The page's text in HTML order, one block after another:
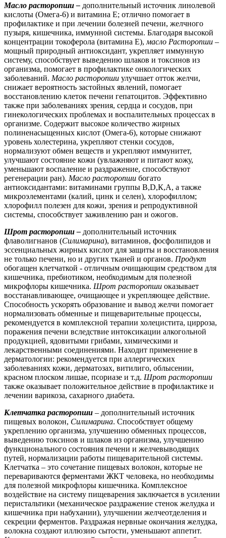
Масло расторопши – дополнительный источник линолевой
кислоты (Омега-6) и витамина Е; отлично помогает в
профилактике и при лечении болезней печени, желчного
пузыря, кишечника, иммунной системы. Благодаря высокой
концентрации токоферола (витамина Е), масло Расторопши –
мощный природный антиоксидант, укрепляет иммунную
систему, способствует выведению шлаков и токсинов из
организма, помогает в профилактике онкологических
заболеваний. Масло расторопши улучшает отток желчи,
снижает вероятность застойных явлений, помогает
восстановлению клеток печени гепатоцитов. Эффективно
также при заболеваниях зрения, сердца и сосудов, при
гинекологических проблемах и воспалительных процессах в
организме. Содержит высокое количество жирных
полиненасыщенных кислот (Омега-6), которые снижают
уровень холестерина, укрепляют стенки сосудов,
нормализуют обмен веществ и укрепляют иммунитет,
улучшают состояние кожи (увлажняют и питают кожу,
уменьшают воспаление и раздражение, способствуют
регенерации ран). Масло расторопши богато
антиоксидантами: витаминами группы В,D,К,А, а также
микроэлементами (калий, цинк и селен), хлорофиллом;
хлорофилл полезен для кожи, зрения и репродуктивной
системы, способствует заживлению ран и ожогов.
Шрот расторопши – дополнительный источник
флаволигнанов (Силимарина), витаминов, фосфолипидов и
эссенциальных жирных кислот для защиты и восстановления
не только печени, но и других тканей и органов. Продукт
обогащен клетчаткой - отличным очищающим средством для
кишечника, пребиотиком, необходимым для полезной
микрофлоры кишечника. Шрот расторопши оказывает
восстанавливающее, очищающее и укрепляющее действие.
Способность ускорять образование и вывод желчи помогает
нормализовать обменные и пищеварительные процессы,
рекомендуется в комплексной терапии холецистита, цирроза,
поражения печени вследствие интоксикации алкогольной
продукцией, ядовитыми грибами, химическими и
лекарственными соединениями. Находит применение в
дерматологии: рекомендуется при аллергических
заболеваниях кожи, дерматозах, витилиго, облысении,
красном плоском лишае, псориазе и т.д. Шрот расторопши
также оказывает положительное действие в профилактике и
лечении варикоза, сахарного диабета.
Клетчатка расторопши – дополнительный источник
пищевых волокон, Силимарина. Способствует общему
укреплению организма, улучшению обменных процессов,
выведению токсинов и шлаков из организма, улучшению
функционального состояния печени и желчевыводящих
путей, нормализации работы пищеварительной системы.
Клетчатка – это сочетание пищевых волокон, которые не
перевариваются ферментами ЖКТ человека, но необходимы
для полезной микрофлоры кишечника. Комплексное
воздействие на систему пищеварения заключается в усилении
перистальтики (механическое раздражение стенок желудка и
кишечника при набухании), улучшении желчеотделения и
секреции ферментов. Раздражая нервные окончания желудка,
волокна создают иллюзию сытости, уменьшают аппетит.